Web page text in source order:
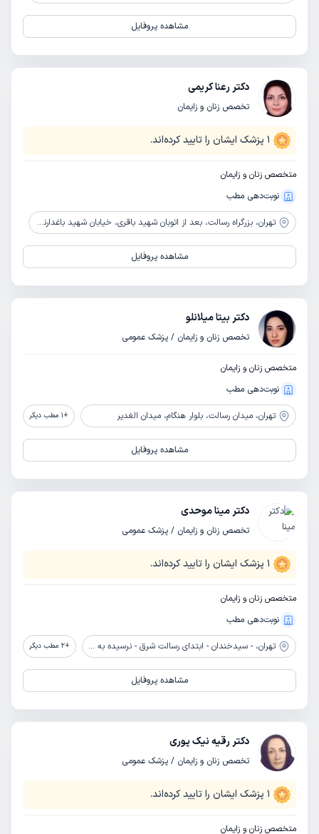
مشاهده پروفایل
دکتر رعنا کریمی
تخصص زنان و زایمان
1 پزشک ایشان را تایید کرده‌اند.
متخصص زنان و زایمان
نوبت‌دهی مطب
تهران، بزرگراه رسالت، بعد از اتوبان شهید باقری، خیابان شهید باغدارنیا (رشید شمالی)، نبش کوچه 162 (شهید عبدالمجید)
مشاهده پروفایل
دکتر بیتا میلانلو
تخصص زنان و زایمان / پزشک عمومی
متخصص زنان و زایمان
نوبت‌دهی مطب
تهران، میدان رسالت، بلوار هنگام، میدان الغدیر +
1 مطب دیگر
مشاهده پروفایل
دکتر مینا موحدی
تخصص زنان و زایمان / پزشک عمومی
1 پزشک ایشان را تایید کرده‌اند.
متخصص زنان و زایمان
نوبت‌دهی مطب
تهران، - سیدخندان - ابتدای رسالت شرق - نرسیده به پل صیاد - جنب پارک صنوبر - پلاک 1296 +
2 مطب دیگر
مشاهده پروفایل
دکتر رقیه نیک پوری
تخصص زنان و زایمان / پزشک عمومی
1 پزشک ایشان را تایید کرده‌اند.
متخصص زنان و زایمان